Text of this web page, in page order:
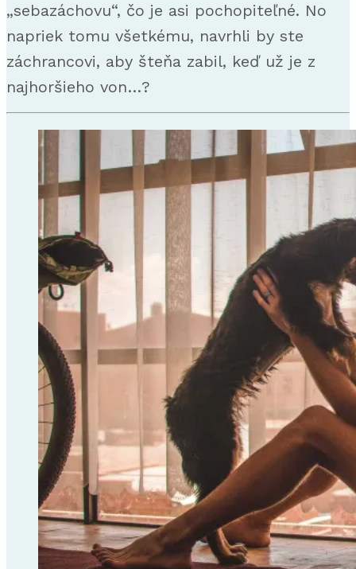
„sebazáchovu“, čo je asi pochopiteľné. No
napriek tomu všetkému, navrhli by ste
záchrancovi, aby šteňa zabil, keď už je z
najhoršieho von…?